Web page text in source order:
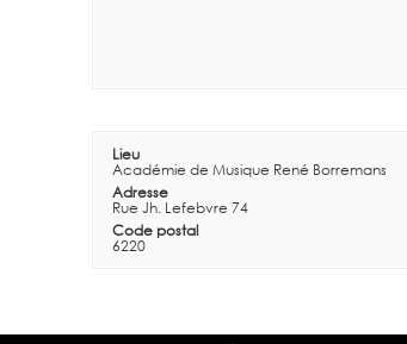
Lieu
Académie de Musique René Borremans
Adresse
Rue Jh. Lefebvre 74
Code postal
6220